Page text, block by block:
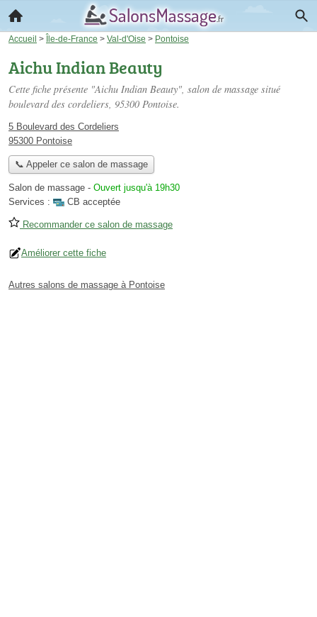
Accueil > Île-de-France > Val-d'Oise > Pontoise
Aichu Indian Beauty
Cette fiche présente "Aichu Indian Beauty", salon de massage situé
boulevard des cordeliers, 95300 Pontoise.
5 Boulevard des Cordeliers
95300 Pontoise
📞 Appeler ce salon de massage
Salon de massage - Ouvert jusqu'à 19h30
Services :
CB acceptée
Recommander ce salon de massage
Améliorer cette fiche
Autres salons de massage à Pontoise